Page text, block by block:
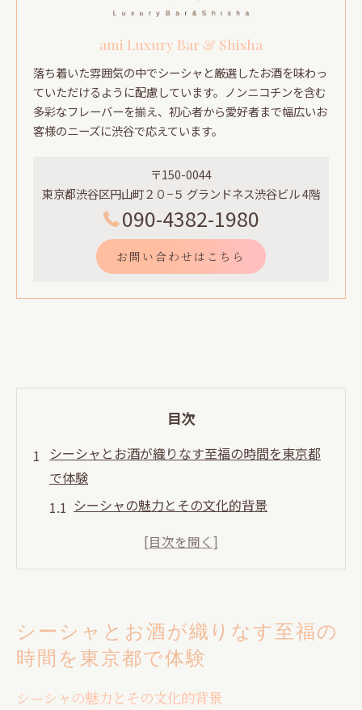
ami Luxury Bar & Shisha
落ち着いた雰囲気の中でシーシャと厳選したお酒を味わっ
ていただけるように配慮しています。ノンニコチンを含む
多彩なフレーバーを揃え、初心者から愛好者まで幅広いお
客様のニーズに渋谷で応えています。
〒150-0044
東京都渋谷区円山町２０−５ グランドネス渋谷ビル 4階
090-4382-1980
お問い合わせはこちら
目次
シーシャとお酒が織りなす至福の時間を東京都
で体験
シーシャの魅力とその文化的背景
多彩なフレーバーが生むリラックス効果
初心者でも安心して楽しめるシーシャの楽
しみ方
都会の隠れ家で楽しむシーシャとお酒の至福
シーシャとお酒が織りなす至福の
時間を東京都で体験
シーシャの魅力とその文化的背景